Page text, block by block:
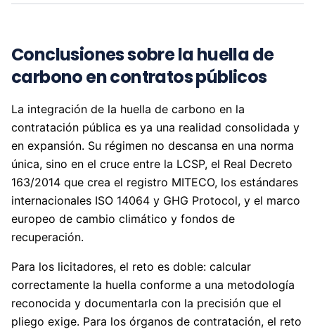
Conclusiones sobre la huella de
carbono en contratos públicos
La integración de la huella de carbono en la
contratación pública es ya una realidad consolidada y
en expansión. Su régimen no descansa en una norma
única, sino en el cruce entre la LCSP, el Real Decreto
163/2014 que crea el registro MITECO, los estándares
internacionales ISO 14064 y GHG Protocol, y el marco
europeo de cambio climático y fondos de
recuperación.
Para los licitadores, el reto es doble: calcular
correctamente la huella conforme a una metodología
reconocida y documentarla con la precisión que el
pliego exige. Para los órganos de contratación, el reto